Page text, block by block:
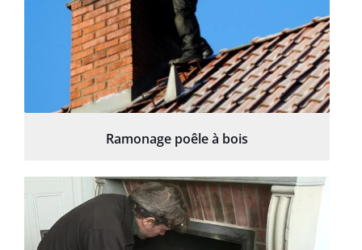
Ramonage poêle à bois